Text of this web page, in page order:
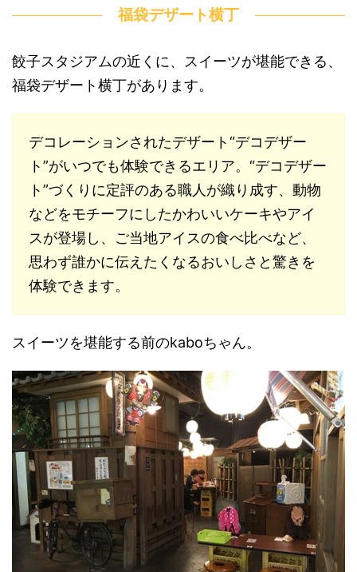
福袋デザート横丁
餃子スタジアムの近くに、スイーツが堪能できる、
福袋デザート横丁があります。
デコレーションされたデザート“デコデザー
ト”がいつでも体験できるエリア。“デコデザー
ト”づくりに定評のある職人が織り成す、動物
などをモチーフにしたかわいいケーキやアイ
スが登場し、ご当地アイスの食べ比べなど、
思わず誰かに伝えたくなるおいしさと驚きを
体験できます。
スイーツを堪能する前のkaboちゃん。